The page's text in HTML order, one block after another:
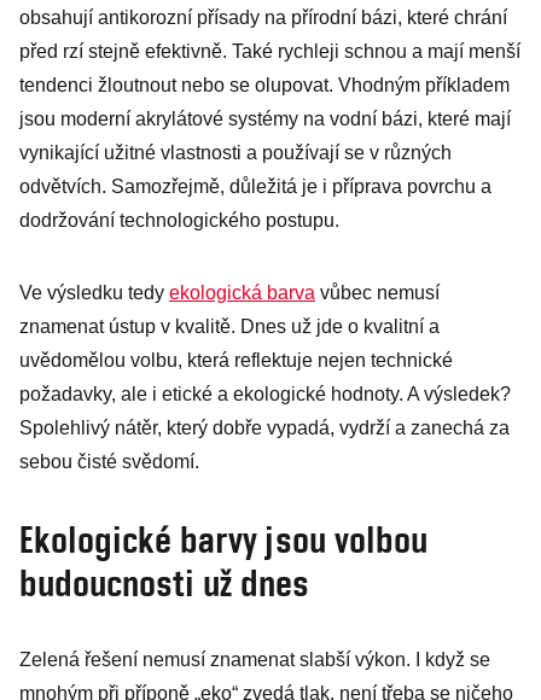
obsahují antikorozní přísady na přírodní bázi, které chrání
před rzí stejně efektivně. Také rychleji schnou a mají menší
tendenci žloutnout nebo se olupovat. Vhodným příkladem
jsou moderní akrylátové systémy na vodní bázi, které mají
vynikající užitné vlastnosti a používají se v různých
odvětvích. Samozřejmě, důležitá je i příprava povrchu a
dodržování technologického postupu.
Ve výsledku tedy ekologická barva vůbec nemusí
znamenat ústup v kvalitě. Dnes už jde o kvalitní a
uvědomělou volbu, která reflektuje nejen technické
požadavky, ale i etické a ekologické hodnoty. A výsledek?
Spolehlivý nátěr, který dobře vypadá, vydrží a zanechá za
sebou čisté svědomí.
Ekologické barvy jsou volbou
budoucnosti už dnes
Zelená řešení nemusí znamenat slabší výkon. I když se
mnohým při příponě „eko“ zvedá tlak, není třeba se ničeho